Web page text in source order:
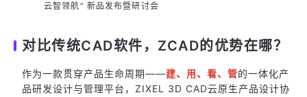
云智领航” 新品发布暨研讨会
对比传统CAD软件，ZCAD的优势在哪？
作为一款贯穿产品生命周期——建、用、看、管的一体化产
品研发设计与管理平台，ZIXEL 3D CAD云原生产品设计协